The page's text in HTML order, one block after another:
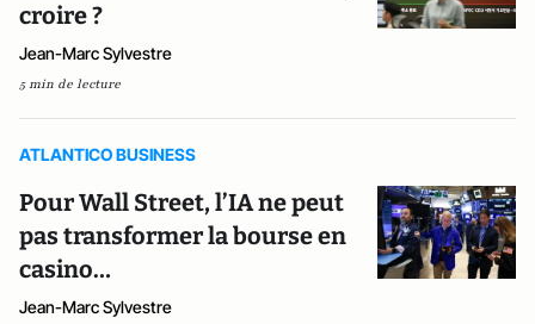
croire ?
Jean-Marc Sylvestre
5 min de lecture
ATLANTICO BUSINESS
Pour Wall Street, l’IA ne peut
pas transformer la bourse en
casino…
Jean-Marc Sylvestre